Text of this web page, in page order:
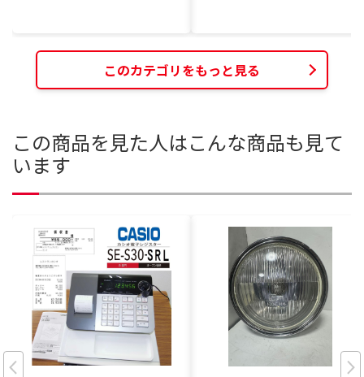
このカテゴリをもっと見る
この商品を見た人はこんな商品も見て
います